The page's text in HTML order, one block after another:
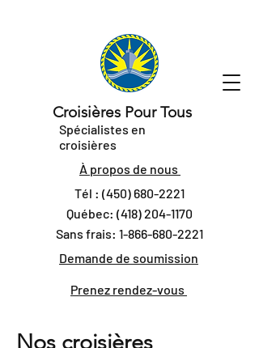
Croisières Pour Tous
Spécialistes en
croisières
À propos de nous
Tél : (450) 680-2221
Québec: (418) 204-1170
Sans frais: 1-866-680-2221
Demande de soumission
Prenez rendez-vous
Nos croisières